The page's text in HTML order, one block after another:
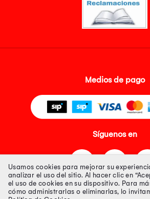
Medios de pago
Síguenos en
Usamos cookies para mejorar su
analizar el uso del sitio. Al hacer clic en
el uso de cookies en su dispositivo. Para
cómo administrarlas o eliminarlas, lo